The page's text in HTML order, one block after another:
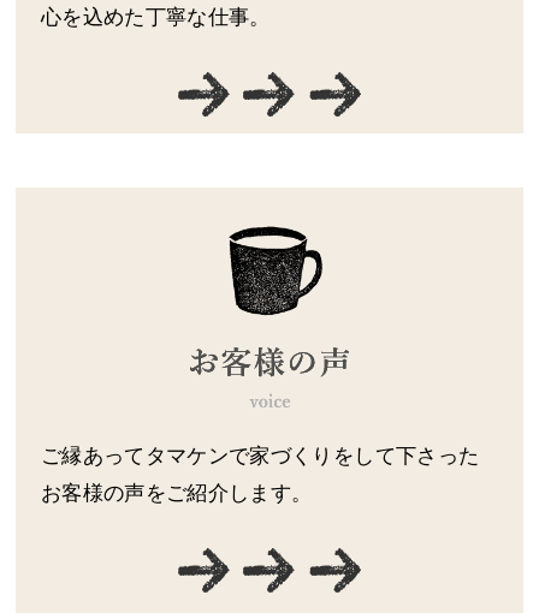
心を込めた丁寧な仕事。
ご縁あってタマケンで家づくりをして下さった
お客様の声をご紹介します。